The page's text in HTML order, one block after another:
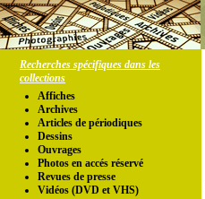
Recherches spécifiques dans les
collections
Affiches
Archives
Articles de périodiques
Dessins
Ouvrages
Photos en accés réservé
Revues de presse
Vidéos (DVD et VHS)